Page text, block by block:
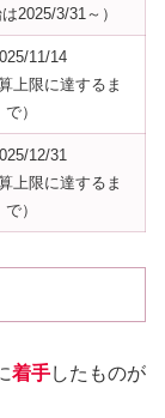
2025/3/31～）
11/14
上限に達するま
で）
12/31
上限に達するま
で）
着手したものが